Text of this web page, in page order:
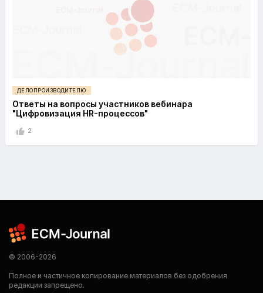
ДЕЛОПРОИЗВОДИТЕЛЮ
Ответы на вопросы участников вебинара
"Цифровизация HR-процессов"
2
© 2006-2026
Полное и частичное копирование материалов без одобрения
редакции запрещено.